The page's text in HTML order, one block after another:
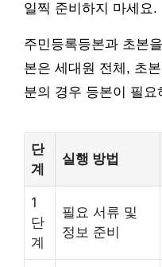
일찍 준비하지 마세요.
주민등록등본과 초본
본은 세대원 전체, 초
분의 경우 등본이 필
단
계
실행 방법
1
단
계
필요 서류 및
정보 준비